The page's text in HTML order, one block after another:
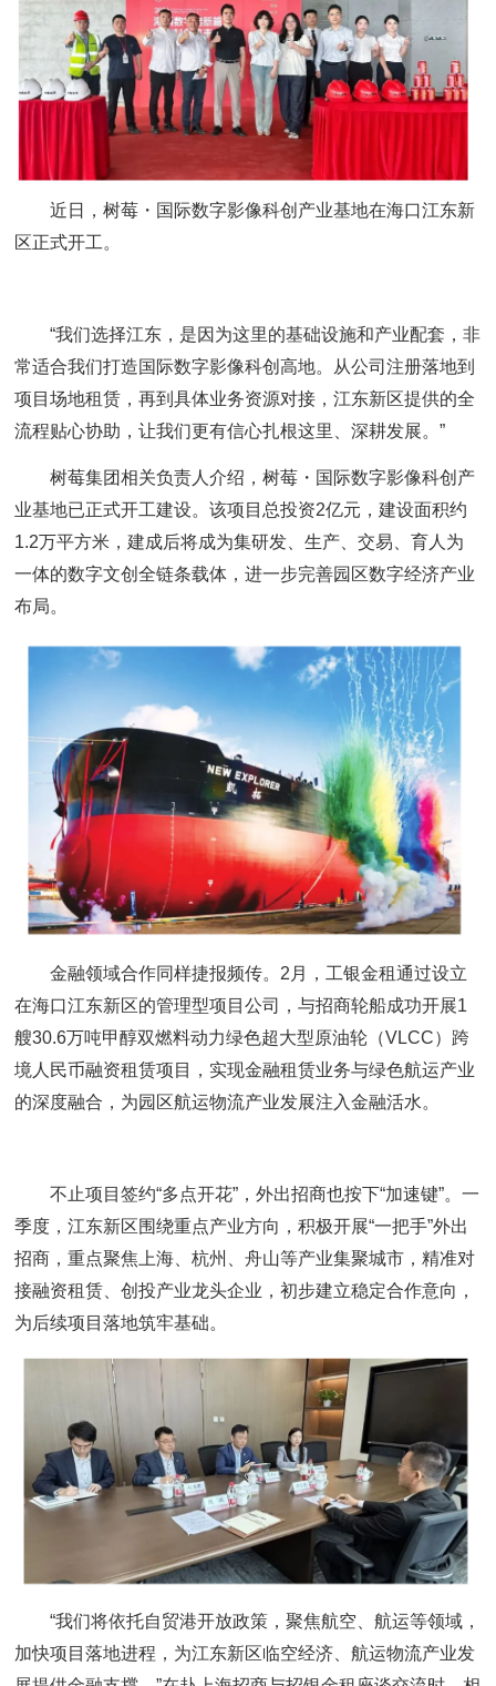
近日，树莓・国际数字影像科创产业基地在海口江东新
区正式开工。
“我们选择江东，是因为这里的基础设施和产业配套，非
常适合我们打造国际数字影像科创高地。从公司注册落地到
项目场地租赁，再到具体业务资源对接，江东新区提供的全
流程贴心协助，让我们更有信心扎根这里、深耕发展。”
树莓集团相关负责人介绍，树莓・国际数字影像科创产
业基地已正式开工建设。该项目总投资2亿元，建设面积约
1.2万平方米，建成后将成为集研发、生产、交易、育人为
一体的数字文创全链条载体，进一步完善园区数字经济产业
布局。
金融领域合作同样捷报频传。2月，工银金租通过设立
在海口江东新区的管理型项目公司，与招商轮船成功开展1
艘30.6万吨甲醇双燃料动力绿色超大型原油轮（VLCC）跨
境人民币融资租赁项目，实现金融租赁业务与绿色航运产业
的深度融合，为园区航运物流产业发展注入金融活水。
不止项目签约“多点开花”，外出招商也按下“加速键”。一
季度，江东新区围绕重点产业方向，积极开展“一把手”外出
招商，重点聚焦上海、杭州、舟山等产业集聚城市，精准对
接融资租赁、创投产业龙头企业，初步建立稳定合作意向，
为后续项目落地筑牢基础。
“我们将依托自贸港开放政策，聚焦航空、航运等领域，
加快项目落地进程，为江东新区临空经济、航运物流产业发